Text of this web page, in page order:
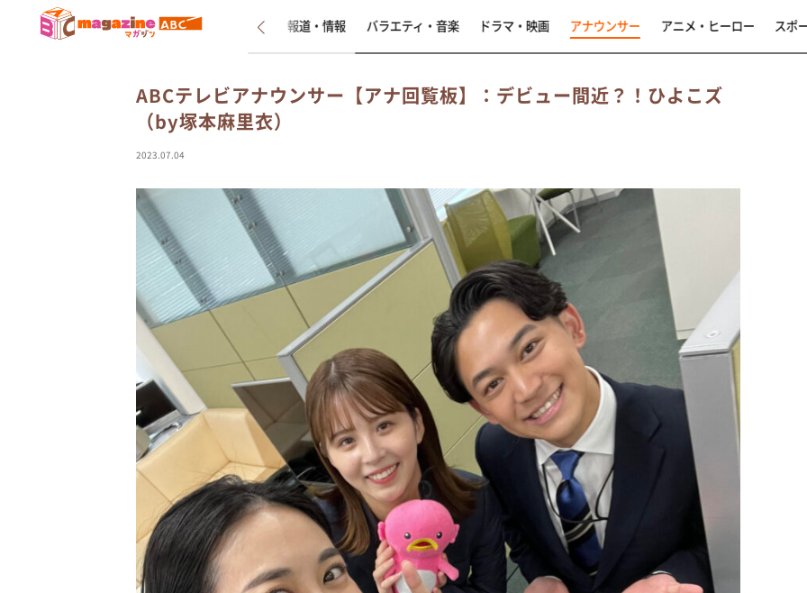
新着 インタビュー 報道・情報 バラエティ・音楽 ドラマ・映画 アナウンサー アニメ・ヒーロー スポ
ABCテレビアナウンサー【アナ回覧板】：デビュー間近？！ひよこズ
（by塚本麻里衣）
2023.07.04